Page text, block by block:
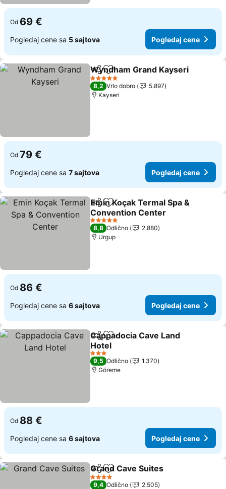
Od 69 €
Pogledaj cene sa 5 sajtova Pogledaj cene
Deli Dodati u favorite
Wyndham Grand Kayseri
5 Zvezdice
8,2 Vrlo dobro
5.897
Kayseri
Od 79 €
Pogledaj cene sa 7 sajtova Pogledaj cene
Deli Dodati u favorite
Emin Koçak Termal Spa &
Convention Center
5 Zvezdice
8,8 Odlično
2.880
Urgup
Od 86 €
Pogledaj cene sa 6 sajtova Pogledaj cene
Deli Dodati u favorite
Cappadocia Cave Land
Hotel
3 Zvezdice
9,5 Odlično
1.370
Göreme
Od 88 €
Pogledaj cene sa 6 sajtova Pogledaj cene
Deli Dodati u favorite
Grand Cave Suites
4 Zvezdice
9,4 Odlično
2.505